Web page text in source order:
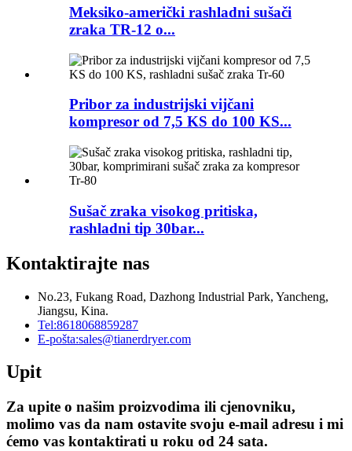
Meksiko-američki rashladni sušači
zraka TR-12 o...
Pribor za industrijski vijčani
kompresor od 7,5 KS do 100 KS...
Sušač zraka visokog pritiska,
rashladni tip 30bar...
Kontaktirajte nas
No.23, Fukang Road, Dazhong Industrial Park, Yancheng,
Jiangsu, Kina.
Tel:8618068859287
E-pošta:sales@tianerdryer.com
Upit
Za upite o našim proizvodima ili cjenovniku,
molimo vas da nam ostavite svoju e-mail adresu i mi
ćemo vas kontaktirati u roku od 24 sata.